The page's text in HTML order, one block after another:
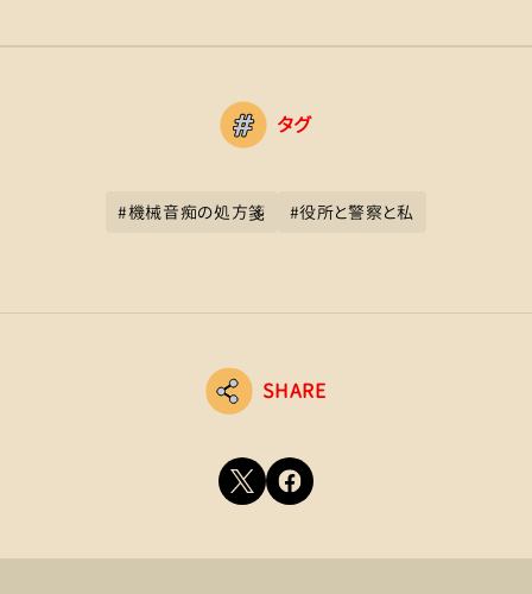
タグ
#機械音痴の処方箋 #役所と警察と私
SHARE